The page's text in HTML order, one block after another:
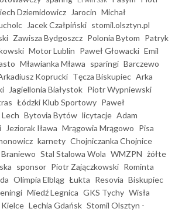
Dziemidowicz Jarocin Michał
Jacek Czałpiński stomil.olsztyn.pl
Zawisza Bydgoszcz Polonia Bytom Patryk
Motor Lublin Paweł Głowacki Emil
Mławianka Mława sparingi Barczewo
Koprucki Tęcza Biskupiec Arka
Jagiellonia Białystok Piotr Wypniewski
Łódzki Klub Sportowy Paweł
Bytovia Bytów licytacje Adam
Jeziorak Iława Mrągowia Mrągowo Pisa
karnety Chojniczanka Chojnice
Stal Stalowa Wola WMZPN żółte
sponsor Piotr Zajączkowski Rominta
Olimpia Elbląg Łukta Resovia Biskupiec
Miedź Legnica GKS Tychy Wisła
Lechia Gdańsk Stomil Olsztyn -